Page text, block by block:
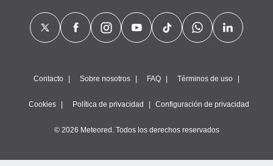
Contacto Sobre nosotros FAQ Términos de uso
Cookies Política de privacidad Configuración de privacidad
© 2026 Meteored. Todos los derechos reservados